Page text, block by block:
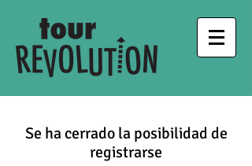
Se ha cerrado la posibilidad de
registrarse